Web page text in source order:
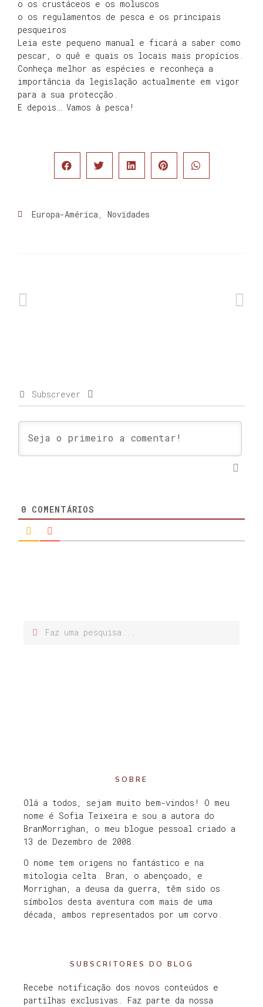
o os crustáceos e os moluscos
o os regulamentos de pesca e os principais
pesqueiros
Leia este pequeno manual e ficará a saber como
pescar, o quê e quais os locais mais propícios.
Conheça melhor as espécies e reconheça a
importância da legislação actualmente em vigor
para a sua protecção.
E depois… Vamos à pesca!
Europa-América Novidades
Subscrever
0 COMENTÁRIOS
SOBRE
Olá a todos, sejam muito bem-vindos! O meu
nome é Sofia Teixeira e sou a autora do
BranMorrighan, o meu blogue pessoal criado a
13 de Dezembro de 2008.
O nome tem origens no fantástico e na
mitologia celta. Bran, o abençoado, e
Morrighan, a deusa da guerra, têm sido os
símbolos desta aventura com mais de uma
década, ambos representados por um corvo.
SUBSCRITORES DO BLOG
Recebe notificação dos novos conteúdos e
partilhas exclusivas. Faz parte da nossa